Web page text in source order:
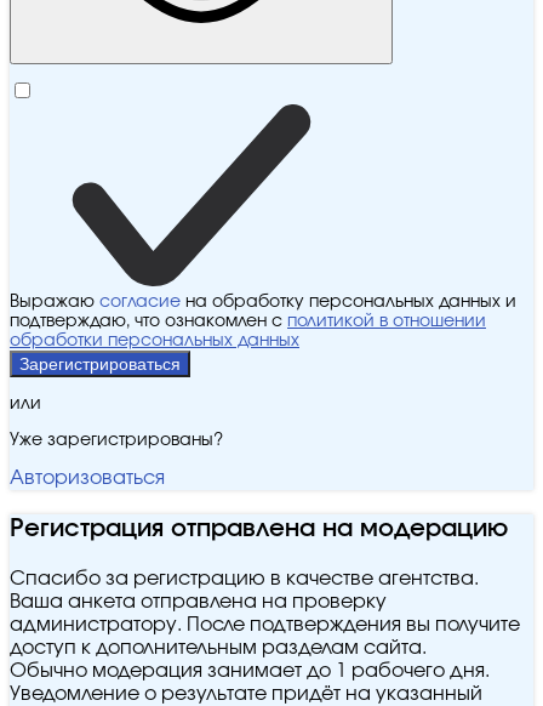
Выражаю согласие на обработку персональных данных и
подтверждаю, что ознакомлен с политикой в отношении
обработки персональных данных
Зарегистрироваться
или
Уже зарегистрированы?
Авторизоваться
Регистрация отправлена на модерацию
Спасибо за регистрацию в качестве агентства.
Ваша анкета отправлена на проверку
администратору. После подтверждения вы получите
доступ к дополнительным разделам сайта.
Обычно модерация занимает до 1 рабочего дня.
Уведомление о результате придёт на указанный